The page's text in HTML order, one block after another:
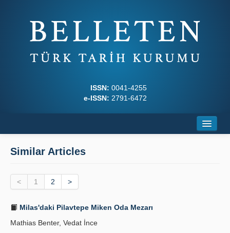
ISSN: 0041-4255
e-ISSN: 2791-6472
Journal Boards
Principles
Similar Articles
< 1 2 >
Milas'daki Pilavtepe Miken Oda Mezarı
Mathias Benter, Vedat İnce